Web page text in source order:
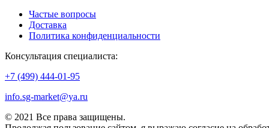
Частые вопросы
Доставка
Политика конфиденциальности
Консультация специалиста:
+7 (499) 444-01-95
info.sg-market@ya.ru
© 2021 Все права защищены.